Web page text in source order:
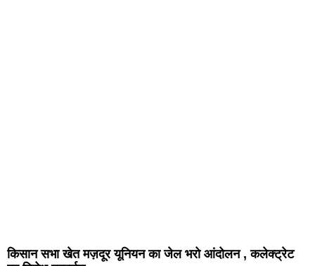
किसान सभा खेत मज़दूर यूनियन का जेल भरो आंदोलन , कलेक्ट्रेट